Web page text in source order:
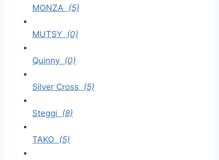
MONZA (5)
MUTSY (0)
Quinny (0)
Silver Cross (5)
Steggi (8)
TAKO (5)